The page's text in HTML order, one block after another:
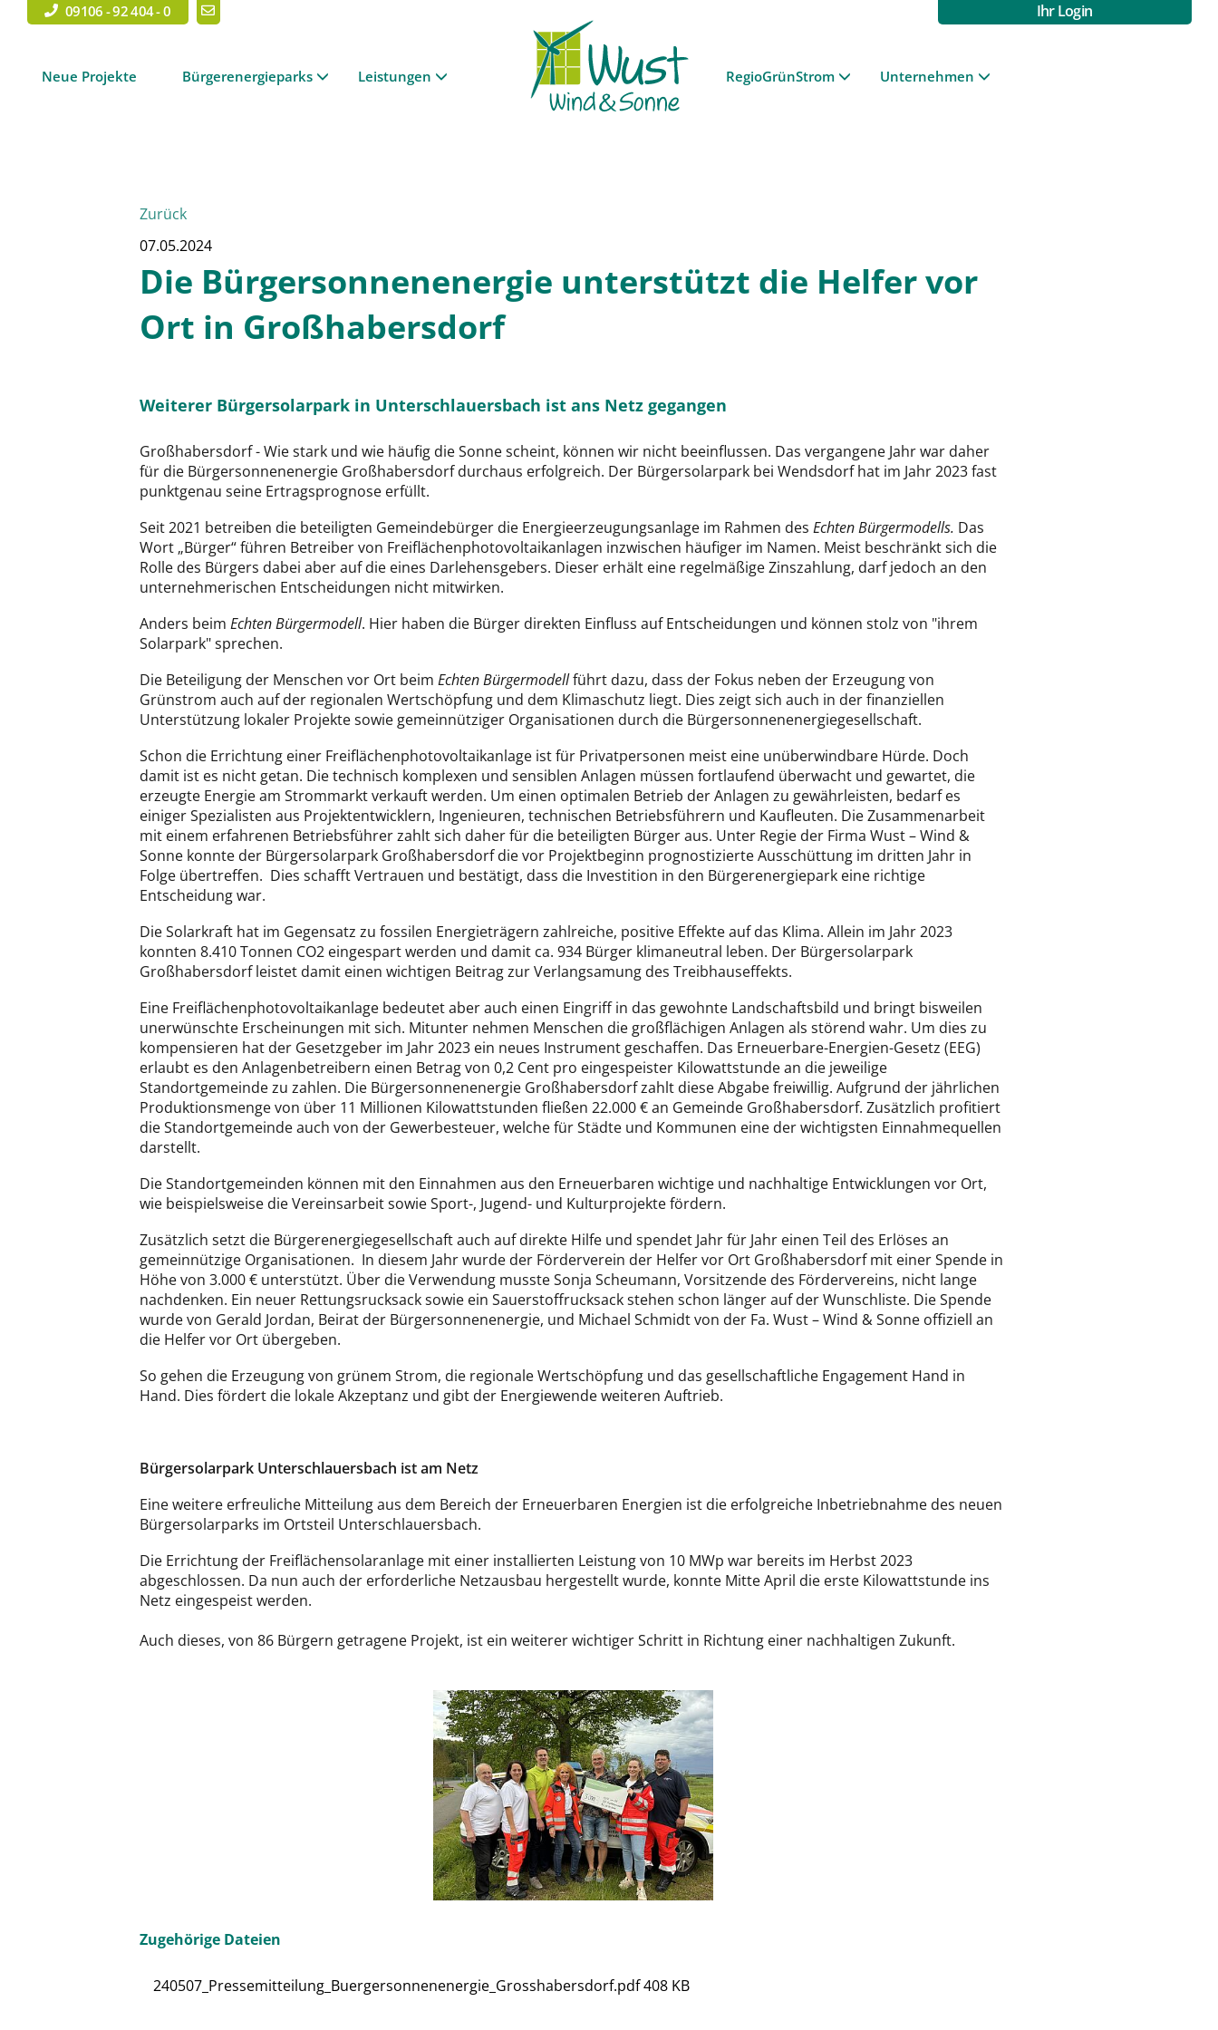
09106 - 92 404 - 0 Ihr Login
Neue Projekte Bürgerenergieparks Leistungen RegioGrünStrom Unternehmen
Zurück
07.05.2024
Die Bürgersonnenenergie unterstützt die Helfer vor
Ort in Großhabersdorf
Weiterer Bürgersolarpark in Unterschlauersbach ist ans Netz gegangen
Großhabersdorf - Wie stark und wie häufig die Sonne scheint, können wir nicht beeinflussen. Das vergangene Jahr war daher
für die Bürgersonnenenergie Großhabersdorf durchaus erfolgreich. Der Bürgersolarpark bei Wendsdorf hat im Jahr 2023 fast
punktgenau seine Ertragsprognose erfüllt.
Seit 2021 betreiben die beteiligten Gemeindebürger die Energieerzeugungsanlage im Rahmen desEchten Bürgermodells. Das
Wort „Bürger“ führen Betreiber von Freiflächenphotovoltaikanlagen inzwischen häufiger im Namen. Meist beschränkt sich die
Rolle des Bürgers dabei aber auf die eines Darlehensgebers. Dieser erhält eine regelmäßige Zinszahlung, darf jedoch an den
unternehmerischen Entscheidungen nicht mitwirken.
Anders beimEchten Bürgermodell. Hier haben die Bürger direkten Einfluss auf Entscheidungen und können stolz von "ihrem
Solarpark" sprechen.
Die Beteiligung der Menschen vor Ort beimEchten Bürgermodellführt dazu, dass der Fokus neben der Erzeugung von
Grünstrom auch auf der regionalen Wertschöpfung und dem Klimaschutz liegt. Dies zeigt sich auch in der finanziellen
Unterstützung lokaler Projekte sowie gemeinnütziger Organisationen durch die Bürgersonnenenergiegesellschaft.
Schon die Errichtung einer Freiflächenphotovoltaikanlage ist für Privatpersonen meist eine unüberwindbare Hürde. Doch
damit ist es nicht getan. Die technisch komplexen und sensiblen Anlagen müssen fortlaufend überwacht und gewartet, die
erzeugte Energie am Strommarkt verkauft werden. Um einen optimalen Betrieb der Anlagen zu gewährleisten, bedarf es
einiger Spezialisten aus Projektentwicklern, Ingenieuren, technischen Betriebsführern und Kaufleuten. Die Zusammenarbeit
mit einem erfahrenen Betriebsführer zahlt sich daher für die beteiligten Bürger aus. Unter Regie der Firma Wust – Wind &
Sonne konnte der Bürgersolarpark Großhabersdorf die vor Projektbeginn prognostizierte Ausschüttung im dritten Jahr in
Folge übertreffen. Dies schafft Vertrauen und bestätigt, dass die Investition in den Bürgerenergiepark eine richtige
Entscheidung war.
Die Solarkraft hat im Gegensatz zu fossilen Energieträgern zahlreiche, positive Effekte auf das Klima. Allein im Jahr 2023
konnten 8.410 Tonnen CO2 eingespart werden und damit ca. 934 Bürger klimaneutral leben. Der Bürgersolarpark
Großhabersdorf leistet damit einen wichtigen Beitrag zur Verlangsamung des Treibhauseffekts.
Eine Freiflächenphotovoltaikanlage bedeutet aber auch einen Eingriff in das gewohnte Landschaftsbild und bringt bisweilen
unerwünschte Erscheinungen mit sich. Mitunter nehmen Menschen die großflächigen Anlagen als störend wahr. Um dies zu
kompensieren hat der Gesetzgeber im Jahr 2023 ein neues Instrument geschaffen. Das Erneuerbare-Energien-Gesetz (EEG)
erlaubt es den Anlagenbetreibern einen Betrag von 0,2 Cent pro eingespeister Kilowattstunde an die jeweilige
Standortgemeinde zu zahlen. Die Bürgersonnenenergie Großhabersdorf zahlt diese Abgabe freiwillig. Aufgrund der jährlichen
Produktionsmenge von über 11 Millionen Kilowattstunden fließen 22.000 € an Gemeinde Großhabersdorf. Zusätzlich profitiert
die Standortgemeinde auch von der Gewerbesteuer, welche für Städte und Kommunen eine der wichtigsten Einnahmequellen
darstellt.
Die Standortgemeinden können mit den Einnahmen aus den Erneuerbaren wichtige und nachhaltige Entwicklungen vor Ort,
wie beispielsweise die Vereinsarbeit sowie Sport-, Jugend- und Kulturprojekte fördern.
Zusätzlich setzt die Bürgerenergiegesellschaft auch auf direkte Hilfe und spendet Jahr für Jahr einen Teil des Erlöses an
gemeinnützige Organisationen. In diesem Jahr wurde der Förderverein der Helfer vor Ort Großhabersdorf mit einer Spende in
Höhe von 3.000 € unterstützt. Über die Verwendung musste Sonja Scheumann, Vorsitzende des Fördervereins, nicht lange
nachdenken. Ein neuer Rettungsrucksack sowie ein Sauerstoffrucksack stehen schon länger auf der Wunschliste. Die Spende
wurde von Gerald Jordan, Beirat der Bürgersonnenenergie, und Michael Schmidt von der Fa. Wust – Wind & Sonne offiziell an
die Helfer vor Ort übergeben.
So gehen die Erzeugung von grünem Strom, die regionale Wertschöpfung und das gesellschaftliche Engagement Hand in
Hand. Dies fördert die lokale Akzeptanz und gibt der Energiewende weiteren Auftrieb.
Bürgersolarpark Unterschlauersbach ist am Netz
Eine weitere erfreuliche Mitteilung aus dem Bereich der Erneuerbaren Energien ist die erfolgreiche Inbetriebnahme des neuen
Bürgersolarparks im Ortsteil Unterschlauersbach.
Die Errichtung der Freiflächensolaranlage mit einer installierten Leistung von 10 MWp war bereits im Herbst 2023
abgeschlossen. Da nun auch der erforderliche Netzausbau hergestellt wurde, konnte Mitte April die erste Kilowattstunde ins
Netz eingespeist werden.
Auch dieses, von 86 Bürgern getragene Projekt, ist ein weiterer wichtiger Schritt in Richtung einer nachhaltigen Zukunft.
Zugehörige Dateien
240507_Pressemitteilung_Buergersonnenenergie_Grosshabersdorf.pdf408 KB